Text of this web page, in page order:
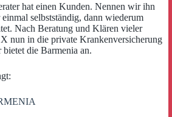
hat einen Kunden. Nennen wir ihn
selbstständig, dann wiederum
Nach Beratung und Klären vieler
nun in die private Krankenversicherung
die Barmenia an.